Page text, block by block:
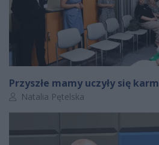
Przyszłe mamy uczyły się
Autor artykułu:
Natalia Pętelska